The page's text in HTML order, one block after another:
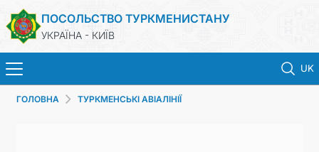
ПОСОЛЬСТВО ТУРКМЕНИСТАНУ
УКРАЇНА - КИЇВ
UK
ГОЛОВНА
ГОЛОВНА ТУРКМЕНСЬКІ АВІАЛІНІЇ